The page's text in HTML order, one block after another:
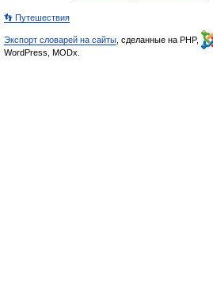
👣 Путешествия
Экспорт словарей на сайты , сделанные на PHP,
WordPress, MODx.